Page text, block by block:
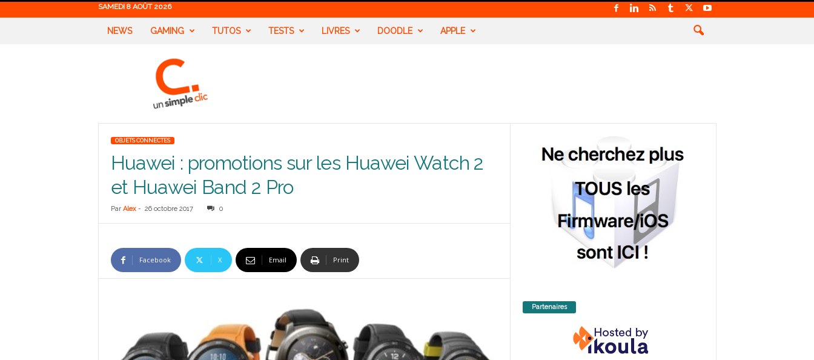
SAMEDI 8 AOÛT 2026
NEWS GAMING TUTOS TESTS LIVRES DOODLE APPLE
OBJETS CONNECTES
Huawei : promotions sur les Huawei Watch 2
et Huawei Band 2 Pro
Par Alex- 26 octobre 2017 0
Facebook X Email Print
Partenaires